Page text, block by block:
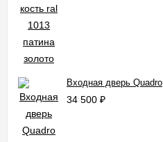
Входная дверь Quadro
34 500 ₽